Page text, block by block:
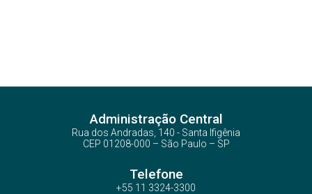
Administração Central
Rua dos Andradas, 140 - Santa Ifigênia
CEP 01208-000 – São Paulo – SP
Telefone
+55 11 3324-3300